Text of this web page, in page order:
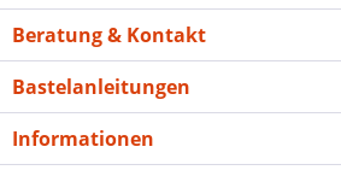
Beratung & Kontakt
Bastelanleitungen
Informationen